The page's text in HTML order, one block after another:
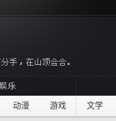
动漫 游戏 文学